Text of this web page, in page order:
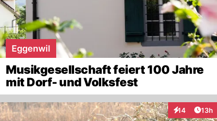
Eggenwil
Musikgesellschaft feiert 100 Jahre
mit Dorf- und Volksfest
14
Interaktionen
13h